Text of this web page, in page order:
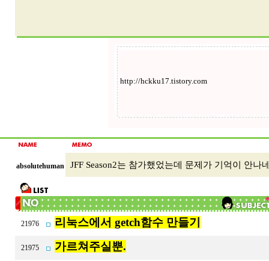
absolutehuman JFF Season2는 참가했었는데 문제가 기억이 안나
21976 리눅스에서 getch함수 만들기
21975 가르쳐주실뿐.